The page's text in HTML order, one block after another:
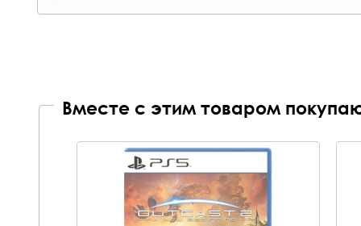
Вместе с этим товаром